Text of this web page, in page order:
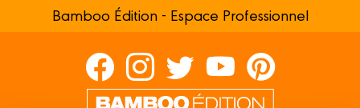
Bamboo Édition - Espace Professionnel